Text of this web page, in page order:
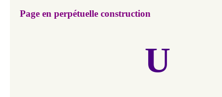
Page en perpétuelle construction
U